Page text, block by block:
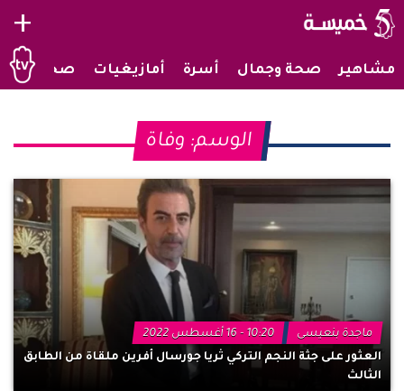
+
مشاهير صحة وجمال أسرة أمازيغيات صحراويات
الوسم:وفاة
ماجدة بنعيسى
10:20 - 16 أغسطس 2022
العثور على جثة النجم التركي ثريا جورسال أفرين ملقاة من الطابق
الثالث